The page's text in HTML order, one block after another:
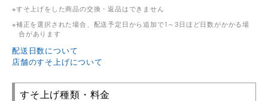
すそ上げをした商品の交換・返品はできません
補正を選択された場合、配送予定日から追加で1～3日ほど日数がかかる場
合があります
配送日数について
店舗のすそ上げについて
すそ上げ種類・料金